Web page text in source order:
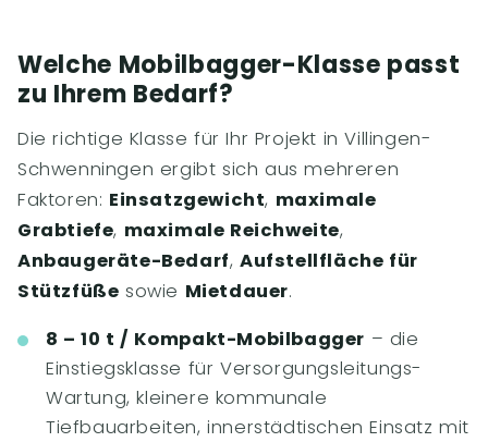
Welche Mobilbagger-Klasse passt
zu Ihrem Bedarf?
Die richtige Klasse für Ihr Projekt in Villingen-
Schwenningen ergibt sich aus mehreren
Faktoren: Einsatzgewicht, maximale
Grabtiefe, maximale Reichweite,
Anbaugeräte-Bedarf,Aufstellfläche für
Stützfüße sowie Mietdauer.
8 – 10 t / Kompakt-Mobilbagger – die
Einstiegsklasse für Versorgungsleitungs-
Wartung, kleinere kommunale
Tiefbauarbeiten, innerstädtischen Einsatz mit